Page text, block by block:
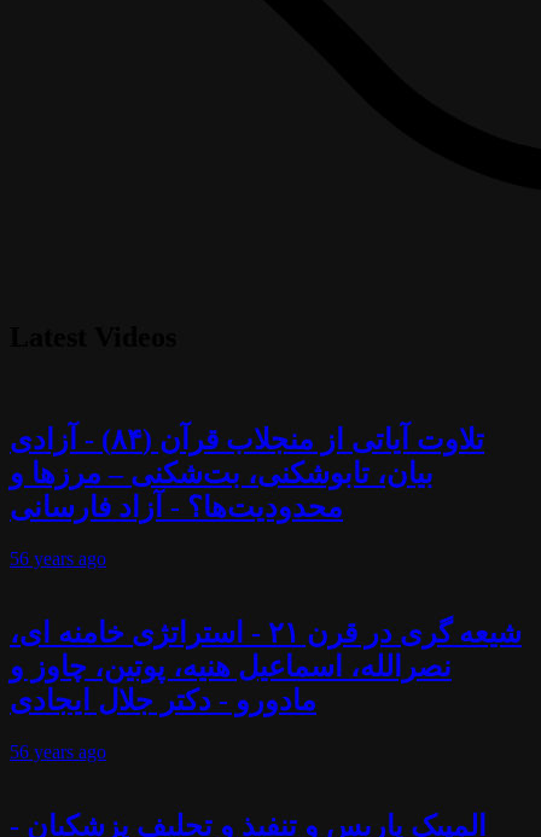
تلاوت آیاتی از منجلاب قرآن (۸۴) - آزادی
بیان، تابوشکنی، بت‌شکنی – مرزها و
محدودیت‌ها؟ - آزاد فارسانی
56 years ago
شیعه گری در قرن ۲۱ - استراتژی خامنه ای،
نصرالله، اسماعیل هنیه، پوتین، چاوز و
مادورو - دکتر جلال ایجادی
56 years ago
المپیک پاریس و تنفیذ و تحلیف پزشکیان -